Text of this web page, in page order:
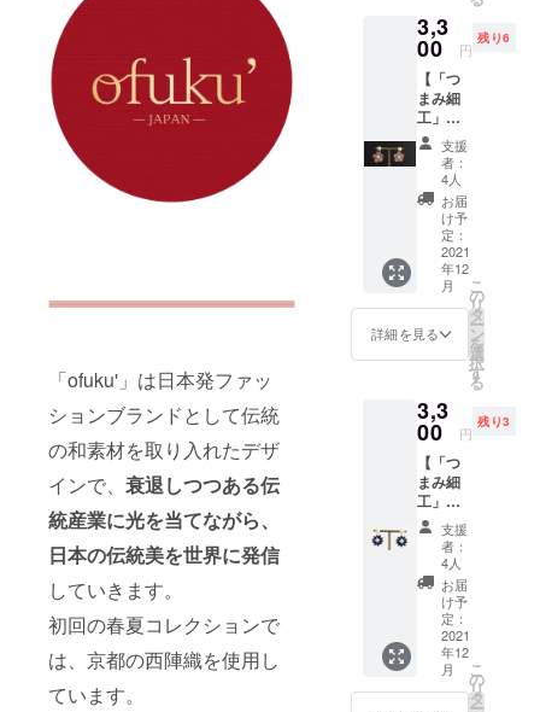
「ofuku'」は日本発ファッ
ションブランドとして伝統
の和素材を取り入れたデザ
インで、 衰退しつつある伝
統産業に光を当てながら、
日本の伝統美を世界に発信
していきます。
初回の春夏コレクションで
は、京都の西陣織を使用し
ています。
す。 お
手持ち
タッド
ピアス
と組み
合わせ
て自分
だけの
オリジ
ナルピ
アスと
しても
アレン
ジがで
す。
〈素
工（直
径約
24mm
）正絹
羽二重
金具
チタン
ポスト
コット
ンパー
ル（直
径約
8mm）
〈ピア
ス〉 全
かさを
添えて
くれま
す。 ピ
アスは
バック
キャッ
チに、
イヤリ
ングは
コット
ンパー
ルの下
に「つ
まみ細
工」を
つけた
す。 お
手持ち
タッド
ピアス
と組み
合わせ
て自分
だけの
オリジ
ナルピ
アスと
しても
アレン
ジがで
ジナル
デザイ
ンのイ
ヤーア
クセサ
リー。
上品で
洗練さ
れたデ
ザイン
のピア
スは、
フォー
マルな
シーン
などで
も華や
す。 ピ
アスは
バック
キャッ
チに、
イヤリ
ングは
コット
ンパー
ルの下
に「つ
まみ細
工」を
つけた
デザイ
ンにな
3,3
00 円
残り6
【「つ
まみ細
工」ピ
アスま
たはイ
ヤリン
グ（桃
色・二
重丸つ
み）】
二重の
丸つま
みが正
絹の美
しさを
てる、
「ofuku
'」オリ
ジナル
デザイ
ンのイ
ヤーア
クセサ
リー。
上品で
洗練さ
れたデ
ザイン
のピア
スは、
フォー
支援
者：
4人
お届
け予
定：
2021
年12
月
詳細を見る
こ
の
リ
タ
ー
ン
を
選
択
す
る
3,3
00 円
残り3
【「つ
まみ細
工」ピ
アスま
たはイ
ヤリン
グ（紺
色・剣
つま
み）】
「つま
み細
工」の
支援
者：
4人
お届
け予
定：
2021
年12
月
こ
の
リ
タ
ー